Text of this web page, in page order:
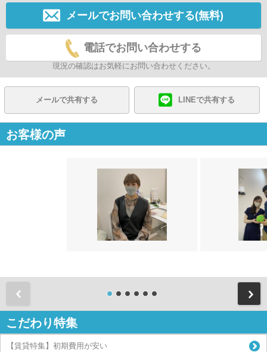
メールでお問い合わせする(無料)
電話でお問い合わせする
現況の確認はお気軽にお問い合わせください。
メールで共有する LINEで共有する
お客様の声
こだわり特集
【賃貸特集】初期費用が安い